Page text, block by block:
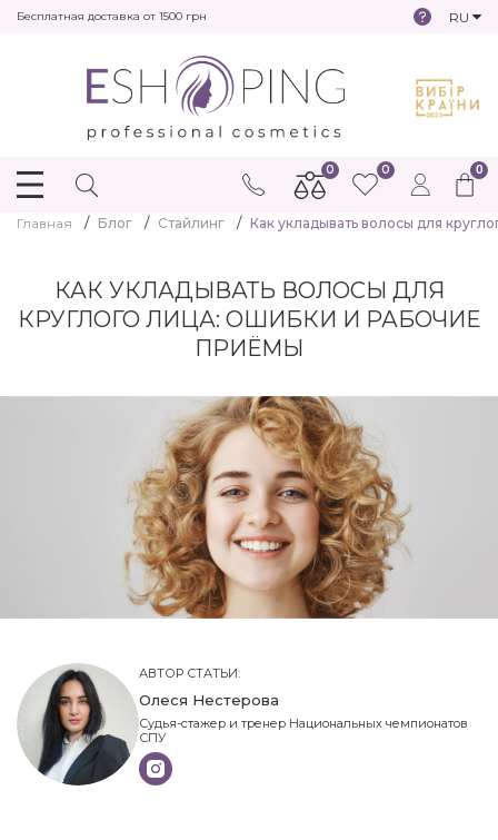
Бесплатная доставка от 1500 грн RU
0
0 0
Главная Блог Стайлинг Как укладывать волосы для
КАК УКЛАДЫВАТЬ ВОЛОСЫ ДЛЯ
КРУГЛОГО ЛИЦА: ОШИБКИ И РАБОЧИЕ
ПРИЁМЫ
АВТОР СТАТЬИ:
Олеся Нестерова
Судья-стажер и тренер Национальных чемпионатов
СПУ